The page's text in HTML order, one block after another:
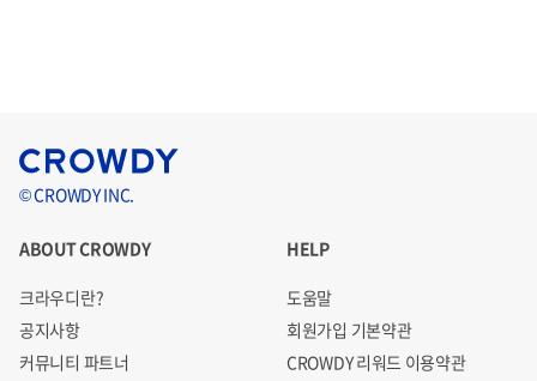
© CROWDY INC.
ABOUT CROWDY
크라우디란?
공지사항
커뮤니티 파트너
HELP
도움말
회원가입 기본약관
CROWDY 리워드 이용약관